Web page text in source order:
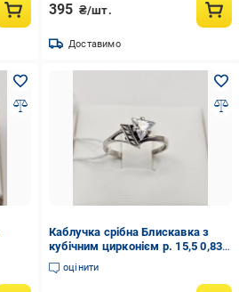
395 ₴/шт.
Доставимо
Каблучка срібна Блискавка з
кубічним цирконієм р. 15,5 0,83 г
(3031880035)
оцінити